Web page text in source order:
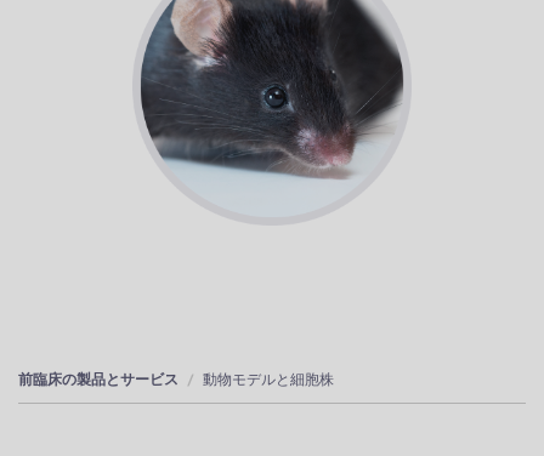
前臨床の製品とサービス 動物モデルと細胞株